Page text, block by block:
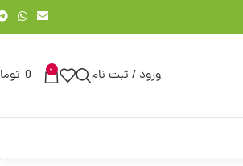
ورود / ثبت نام 0
0